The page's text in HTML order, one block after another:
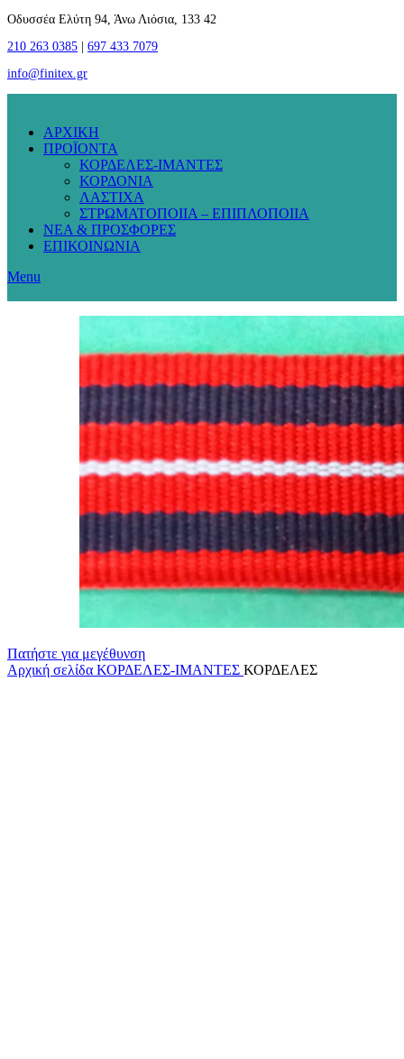
Οδυσσέα Ελύτη 94, Άνω Λιόσια, 133 42
210 263 0385
697 433 7079
info@finitex.gr
ΑΡΧΙΚΗ
ΠΡΟΪΟΝΤΑ
ΚΟΡΔΕΛΕΣ-ΙΜΑΝΤΕΣ
ΚΟΡΔΟΝΙΑ
ΛΑΣΤΙΧΑ
ΣΤΡΩΜΑΤΟΠΟΙΙΑ – ΕΠΙΠΛΟΠΟΙΙΑ
ΝΕΑ & ΠΡΟΣΦΟΡΕΣ
ΕΠΙΚΟΙΝΩΝΙΑ
Menu
Πατήστε για μεγέθυνση
Αρχική σελίδα ΚΟΡΔΕΛΕΣ-ΙΜΑΝΤΕΣ ΚΟΡΔΕΛΕΣ